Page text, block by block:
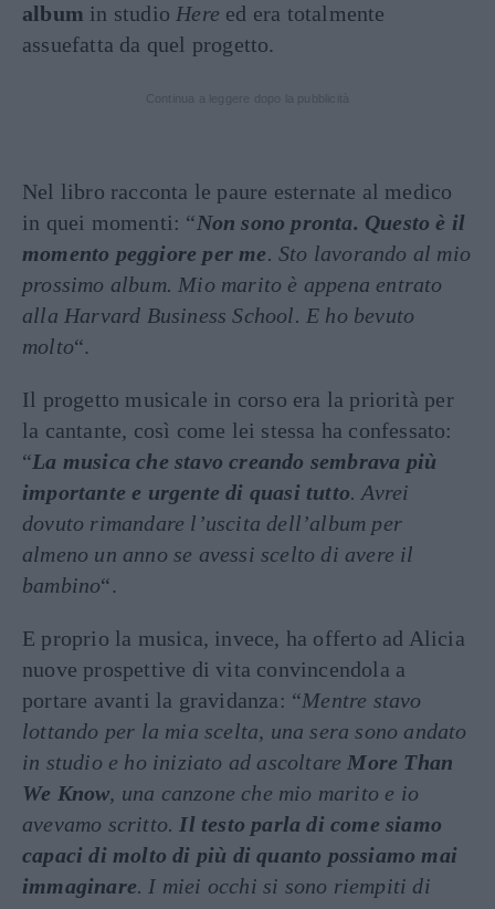
album in studio Here ed era totalmente
assuefatta da quel progetto.
Nel libro racconta le paure esternate al medico
in quei momenti: “Non sono pronta. Questo è il
momento peggiore per me. Sto lavorando al mio
prossimo album. Mio marito è appena entrato
alla Harvard Business School. E ho bevuto
molto“.
Il progetto musicale in corso era la priorità per
la cantante, così come lei stessa ha confessato:
“La musica che stavo creando sembrava più
importante e urgente di quasi tutto. Avrei
dovuto rimandare l’uscita dell’album per
almeno un anno se avessi scelto di avere il
bambino“.
E proprio la musica, invece, ha offerto ad Alicia
nuove prospettive di vita convincendola a
portare avanti la gravidanza: “Mentre stavo
lottando per la mia scelta, una sera sono andato
in studio e ho iniziato ad ascoltare More Than
We Know, una canzone che mio marito e io
avevamo scritto. Il testo parla di come siamo
capaci di molto di più di quanto possiamo mai
immaginare. I miei occhi si sono riempiti di